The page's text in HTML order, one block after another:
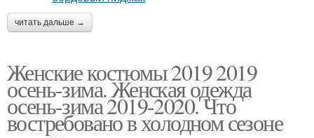
читать дальше →
Женские костюмы 2019 2019
осень-зима. Женская одежда
осень-зима 2019-2020. Что
востребовано в холодном сезоне